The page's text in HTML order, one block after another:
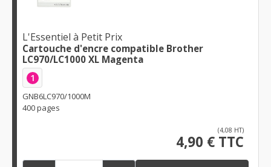
L'Essentiel à Petit Prix
Cartouche d'encre compatible Brother
LC970/LC1000 XL Magenta
1
GNB6LC970/1000M
400 pages
(4,08 HT)
4,90 € TTC